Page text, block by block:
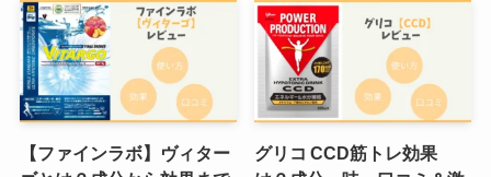
【ファインラボ】ヴィター
グリコ CCD筋トレ効果